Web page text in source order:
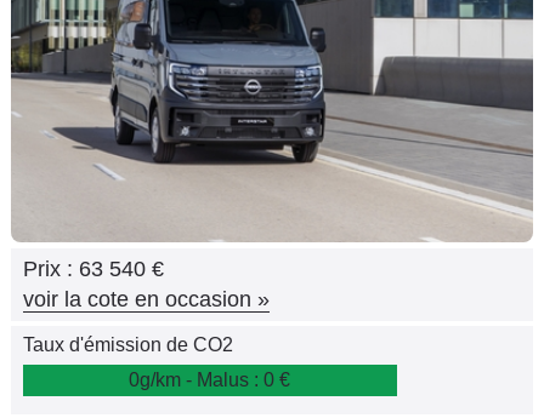
Flottes
Auto
Marques
Prix : 63 540 €
voir la cote en occasion »
Taux d'émission de CO2
0g/km - Malus : 0 €